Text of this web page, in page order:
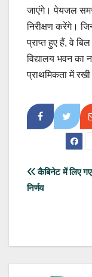
जाएंगे। पेयजल
निरीक्षण करेंगे।
प्राप्त हुए हैं, वे
विद्यालय भवन का
प्राथमिकता में रखी
Post
कैबिनेट में लिए गए
निर्णय